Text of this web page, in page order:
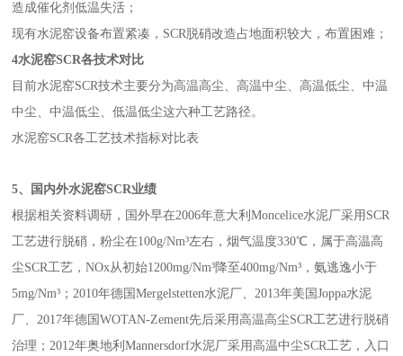
造成催化剂低温失活；
现有水泥窑设备布置紧凑，SCR脱硝改造占地面积较大，布置困难；
4水泥窑SCR各技术对比
目前水泥窑SCR技术主要分为高温高尘、高温中尘、高温低尘、中温
中尘、中温低尘、低温低尘这六种工艺路径。
水泥窑SCR各工艺技术指标对比表
5、国内外水泥窑SCR业绩
根据相关资料调研，国外早在2006年意大利Moncelice水泥厂采用SCR
工艺进行脱硝，粉尘在100g/Nm³左右，烟气温度330℃，属于高温高
尘SCR工艺，NOx从初始1200mg/Nm³降至400mg/Nm³，氨逃逸小于
5mg/Nm³；2010年德国Mergelstetten水泥厂、2013年美国Joppa水泥
厂、2017年德国WOTAN-Zement先后采用高温高尘SCR工艺进行脱硝
治理；2012年奥地利Mannersdorf水泥厂采用高温中尘SCR工艺，入口